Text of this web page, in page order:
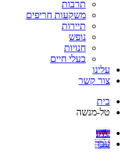
תרבות
משקעות חריפים
תיירות
נופש
חנויות
בעלי חיים
עלינו
צור קשר
בית
טל-מנשה
рус
עבר